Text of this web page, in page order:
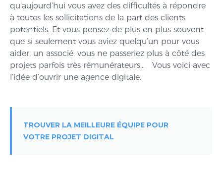
qu’aujourd’hui vous avez des difficultés à répondre
à toutes les sollicitations de la part des clients
potentiels. Et vous pensez de plus en plus souvent
que si seulement vous aviez quelqu’un pour vous
aider, un associé, vous ne passeriez plus à côté des
projets parfois très rémunérateurs… Vous voici avec
l’idée d’ouvrir une agence digitale.
TROUVER LA MEILLEURE ÉQUIPE POUR
VOTRE PROJET DIGITAL